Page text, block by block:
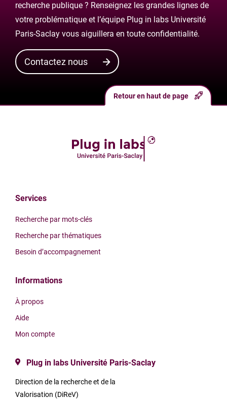
recherche publique ? Renseignez les grandes lignes de
votre problématique et l’équipe Plug in labs Université
Paris-Saclay vous aiguillera en toute confidentialité.
Contactez nous
Services
Recherche par mots-clés
Recherche par thématiques
Besoin d’accompagnement
Informations
À propos
Aide
Mon compte
Plug in labs Université Paris-Saclay
Direction de la recherche et de la
Valorisation (DiReV)
Retour en haut de page